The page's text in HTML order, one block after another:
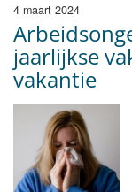
4 maart 2024
jaarlijkse
vakantie